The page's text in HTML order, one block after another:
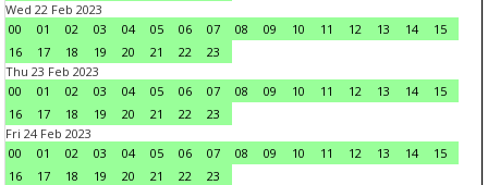
Wed 22 Feb 2023
00
01 02 03 04 05 06 07 08 09 10 11 12 13 14
15
16
17 18 19 20 21 22
23
Thu 23 Feb 2023
00
01 02 03 04 05 06 07 08 09 10 11 12 13 14
15
16
17 18 19 20 21 22
23
Fri 24 Feb 2023
00
01 02 03 04 05 06 07 08 09 10 11 12 13 14
15
16
17 18 19 20 21 22
23